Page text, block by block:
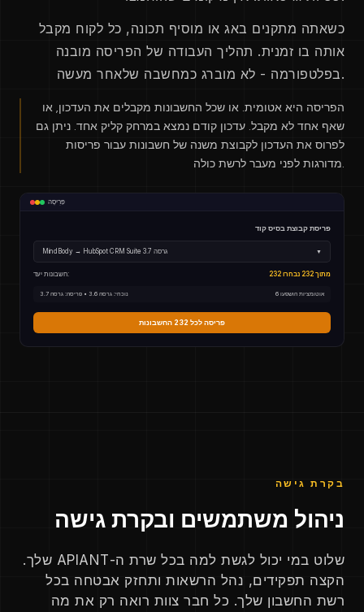
כשאתה מתקנים באג או מוסיף תכונה, כל לקוח מקבל
אותה בו זמנית. תהליך העבודה של הפריסה מובנה
בפלטפורמה - לא מוברג כמחשבה שלאחר מעשה.
הפריסה היא אטומית. או שכל החשבונות מקבלים את העדכון, או
שאף אחד לא מקבל. עדכון קודם נמצא במרחק קליק אחד. ניתן גם
לפרוס את העדכון לקבוצת משנה של חשבונות עבור פריסות
מדורגות לפני מעבר לרשת כולה.
פְּרִיסָה
פריסת קבוצת בסיס קוד
MindBody → HubSpot CRM Suite גרסה 3.7 ▼
חשבונות יעד: 232 מתוך 232 נבחרו
נוכחי: גרסה 3.6 • פריסה: גרסה 3.7 6 אוטומציות הושפעו
פריסה לכל 232 החשבונות
בקרת גישה
ניהול משתמשים ובקרת גישה
שלוט במי יכול לגשת למה בכל שרת ה-APIANT שלך.
הקצה תפקידים, נהל הרשאות ותחזק אבטחה בכל
רשת החשבון שלך. כל חבר צוות רואה רק את מה